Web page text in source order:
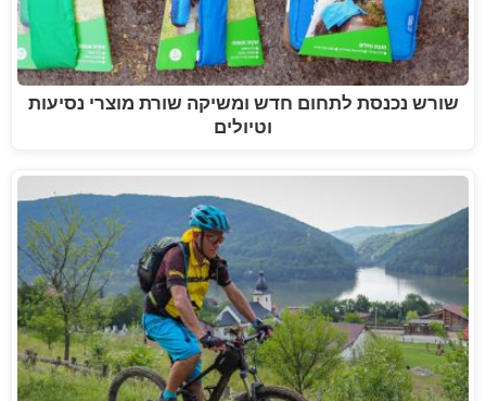
שורש נכנסת לתחום חדש ומשיקה שורת מוצרי נסיעות
וטיולים